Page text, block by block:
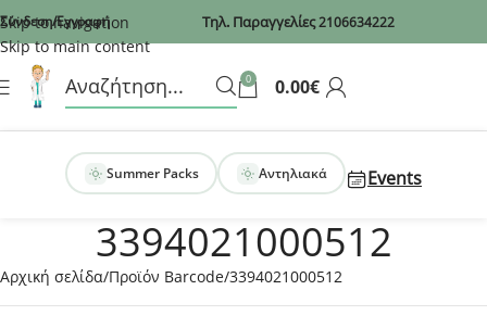
Recaptcha
Skip to navigation
Skip to main content
Σύνδεση/Εγγραφή Τηλ. Παραγγελίες2106634222
0 0.00€
Summer Packs Αντηλιακά Events
3394021000512
Αρχική σελίδα Προϊόν Barcode 3394021000512